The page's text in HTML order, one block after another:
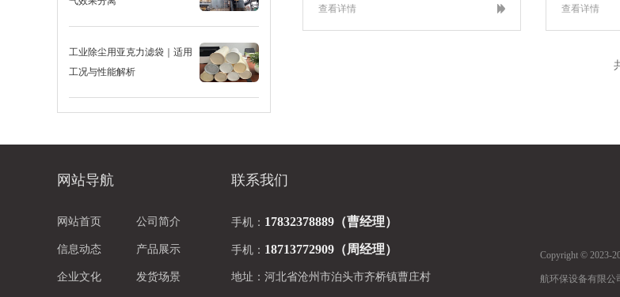
工业除尘用亚克力滤袋｜适用
工况与性能解析
查看详情 查看详情
网站导航
网站首页 公司简介
信息动态 产品展示
企业文化 发货场景
联系我们
手机： 17832378889（曹经理）
手机： 18713772909（周经理）
地址：河北省沧州市泊头市齐桥镇曹庄村
Copyright © 2023-
航环保设备有限公